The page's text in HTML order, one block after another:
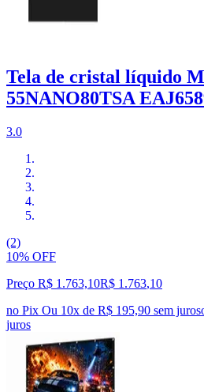
Tela de cristal líquido
55NANO80TSA
3.0
(2)
10% OFF
Preço R$ 1.763,10R$ 1.763,10
no Pix Ou 10x de R$ 195,90 sem juros
juros